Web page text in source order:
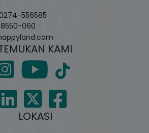
556585
8550-060
KAMI
LOKASI